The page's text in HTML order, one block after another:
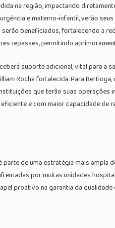
na região, impactando
e materno-infantil, verão
beneficiados, fortalecendo a
repasses, permitindo
suporte adicional, vital para
Rocha fortalecida. Para
que terão suas
e com maior capacidade
parte de uma estratégia mais
por muitas unidades
proativo na garantia da